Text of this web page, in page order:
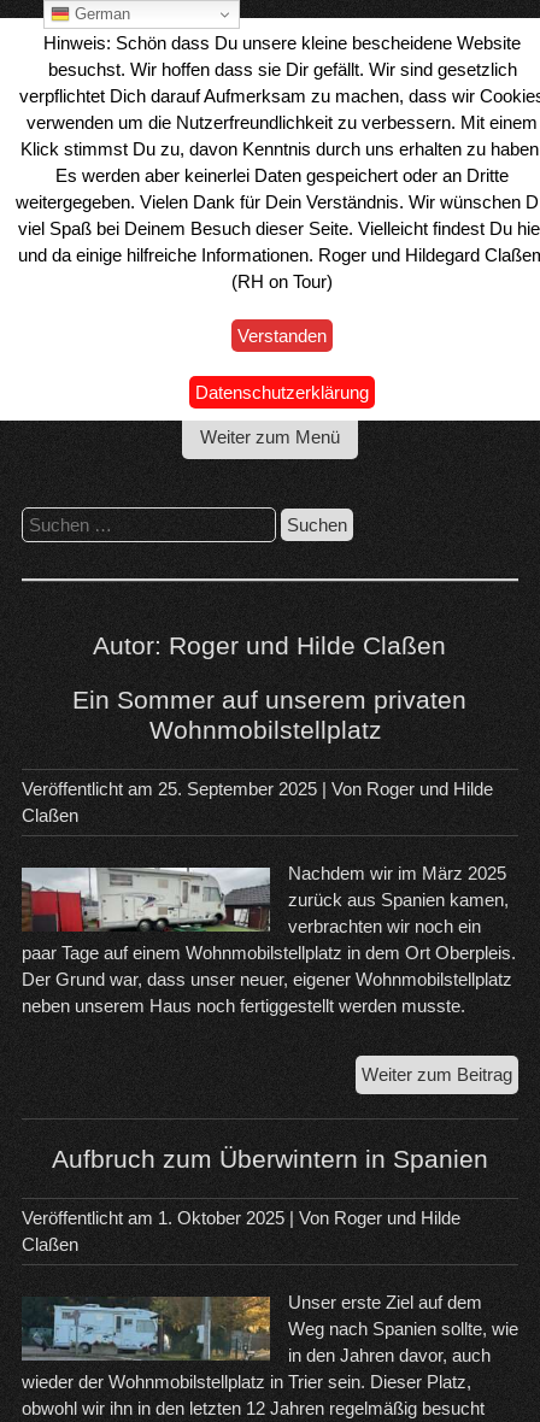
content
Wohnmobil Reiseblog Roger & Hilde
Weiter zum Menü
Suchen
nach:
Autor: Roger und Hilde Claßen
Ein Sommer auf unserem privaten
Wohnmobilstellplatz
Veröffentlicht am 25. September 2025| Von Roger und Hilde
Claßen
Nachdem wir im März 2025
zurück aus Spanien kamen,
verbrachten wir noch ein
paar Tage auf einem Wohnmobilstellplatz in dem Ort Oberpleis.
Der Grund war, dass unser neuer, eigener Wohnmobilstellplatz
neben unserem Haus noch fertiggestellt werden musste.
Weiter zum BeitragEin
auf
Aufbruch zum Überwintern in Spanien
Veröffentlicht am 1. Oktober 2025| VonRoger und Hilde
Claßen
Unser erste Ziel auf dem
Weg nach Spanien sollte, wie
in den Jahren davor, auch
wieder der Wohnmobilstellplatz in Trier sein. Dieser Platz,
obwohl wir ihn in den letzten 12 Jahren regelmäßig besucht
Hinweis: Schön dass Du unsere kleine bescheidene Website
besuchst. Wir hoffen dass sie Dir gefällt. Wir sind gesetzlich
verpflichtet Dich darauf Aufmerksam zu machen, dass wir
verwenden um die Nutzerfreundlichkeit zu verbessern. Mit einem
Klick stimmst Du zu, davon Kenntnis durch uns erhalten zu
Es werden aber keinerlei Daten gespeichert oder an Dritte
weitergegeben. Vielen Dank für Dein Verständnis. Wir wünschen
viel Spaß bei Deinem Besuch dieser Seite. Vielleicht findest Du
und da einige hilfreiche Informationen. Roger und Hildegard
(RH on Tour)
Verstanden
Datenschutzerklärung
German